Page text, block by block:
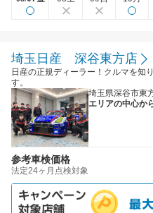
埼玉日産 深谷東方店
日産の正規ディーラー！クルマを知
す。
埼玉県深谷市東
エリアの中心か
参考車検価格
法定24ヶ月点検対象